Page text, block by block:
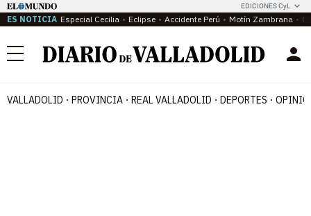
EDICIONES CyL
ES NOTICIA Especial Cecilia Eclipse Accidente Perú Motín Zambrana
Menú
VALLADOLID PROVINCIA REAL VALLADOLID DEPORTES